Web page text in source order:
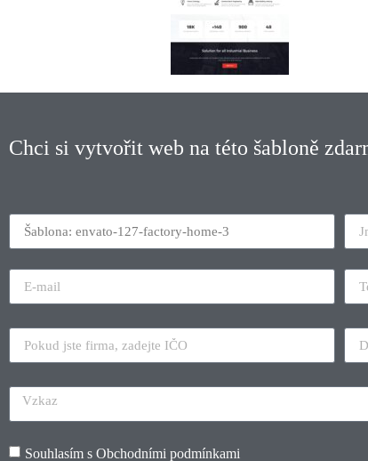
Chci si vytvořit web na této šabloně
Souhlasím s Obchodními podmínkami